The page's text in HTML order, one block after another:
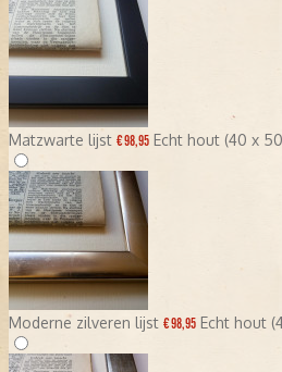
Matzwarte lijst € 98,95 Echt hout (40 x
Moderne zilveren lijst € 98,95 Echt hout